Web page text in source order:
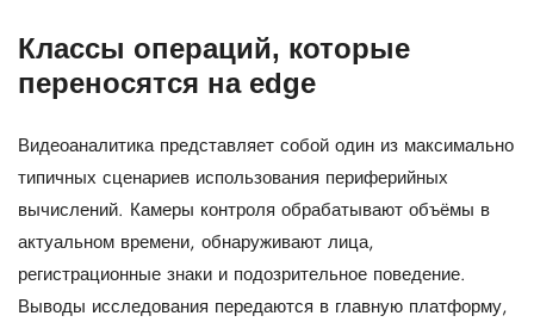
Классы операций, которые
переносятся на edge
Видеоаналитика представляет собой один из максимально
типичных сценариев использования периферийных
вычислений. Камеры контроля обрабатывают объёмы в
актуальном времени, обнаруживают лица,
регистрационные знаки и подозрительное поведение.
Выводы исследования передаются в главную платформу,